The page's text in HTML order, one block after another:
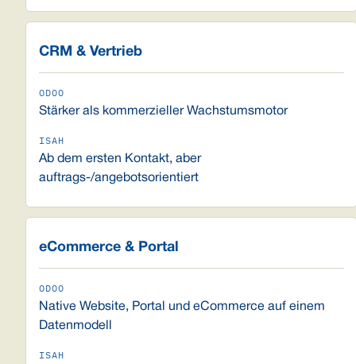
CRM & Vertrieb
Stärker als kommerzieller Wachstumsmotor
Ab dem ersten Kontakt, aber
auftrags-/angebotsorientiert
eCommerce & Portal
Native Website, Portal und eCommerce auf einem
Datenmodell